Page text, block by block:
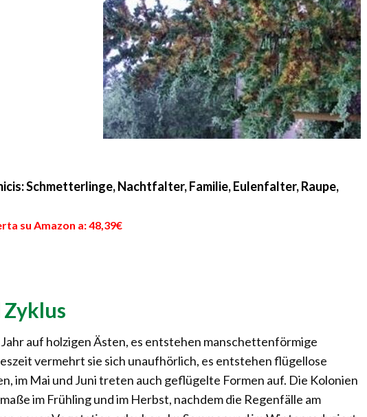
Schmetterlinge, Nachtfalter, Familie, Eulenfalter, Raupe,
su Amazon a: 48,39€
auf holzigen Ästen, es entstehen manschettenförmige
vermehrt sie sich unaufhörlich, es entstehen flügellose
im Mai und Juni treten auch geflügelte Formen auf. Die Kolonien
im Frühling und im Herbst, nachdem die Regenfälle am